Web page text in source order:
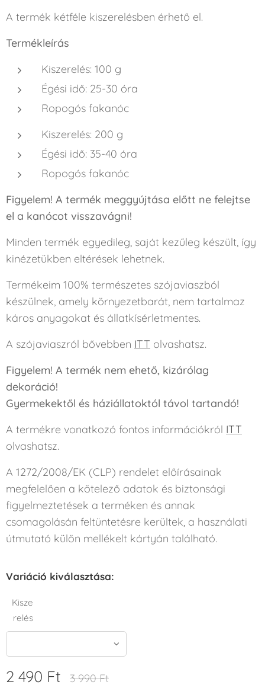
A termék kétféle kiszerelésben érhető el.
Termékleírás
Kiszerelés: 100 g
Égési idő: 25-30 óra
Ropogós fakanóc
Kiszerelés: 200 g
Égési idő: 35-40 óra
Ropogós fakanóc
Figyelem! A termék meggyújtása előtt ne felejtse
el a kanócot visszavágni!
Minden termék egyedileg, saját kezűleg készült, így
kinézetükben eltérések lehetnek.
Termékeim 100% természetes szójaviaszból
készülnek, amely környezetbarát, nem tartalmaz
káros anyagokat és állatkísérletmentes.
A szójaviaszról bővebben ITT olvashatsz.
Figyelem! A termék nem ehető, kizárólag
dekoráció!
Gyermekektől és háziállatoktól távol tartandó!
A termékre vonatkozó fontos információkról ITT
olvashatsz.
A 1272/2008/EK (CLP) rendelet előírásainak
megfelelően a kötelező adatok és biztonsági
figyelmeztetések a terméken és annak
csomagolásán feltüntetésre kerültek, a használati
útmutató külön mellékelt kártyán található.
Variáció kiválasztása:
Kisze
relés
2 490 Ft 3 990Ft